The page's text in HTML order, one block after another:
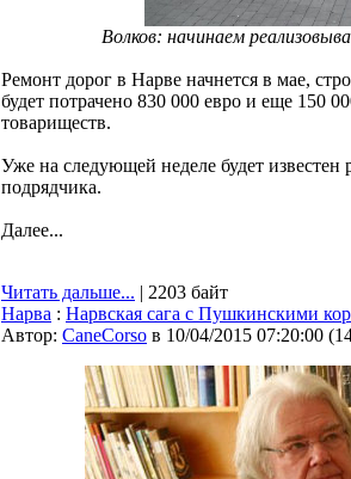
Волков: начинаем
Ремонт дорог в Нарве начнется в мае,
будет потрачено 830 000 евро и еще 150
товариществ.
Уже на следующей неделе будет известен
подрядчика.
Далее...
Читать дальше... | 2203 байт
Нарва : Нарвская сага с Пушкинскими
Автор: CaneCorso в 10/04/2015 07:20:00 (